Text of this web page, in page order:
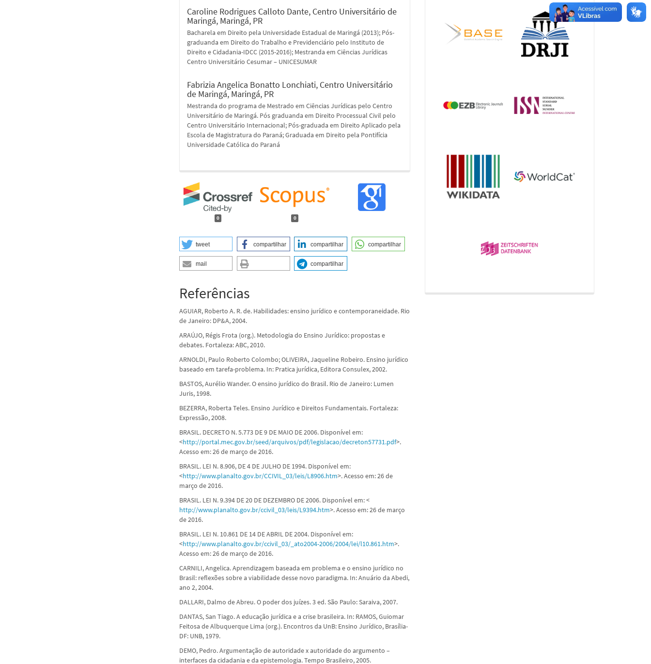
Caroline Rodrigues Calloto Dante, Centro Universitário de
Maringá, Maringá, PR
Bacharela em Direito pela Universidade Estadual de Maringá (2013); Pós-
graduanda em Direito do Trabalho e Previdenciário pelo Instituto de
Direito e Cidadania-IDCC (2015-2016); Mestranda em Ciências Jurídicas
Centro Universitário Cesumar – UNICESUMAR
Fabrizia Angelica Bonatto Lonchiati, Centro Universitário
de Maringá, Maringá, PR
Mestranda do programa de Mestrado em Ciências Jurídicas pelo Centro
Universitário de Maringá. Pós graduanda em Direito Processual Civil pelo
Centro Universitário Internacional; Pós-graduada em Direito Aplicado pela
Escola de Magistratura do Paraná; Graduada em Direito pela Pontifícia
Universidade Católica do Paraná
0 0
tweet compartilhar compartilhar compartilhar
mail compartilhar
Referências
AGUIAR, Roberto A. R. de. Habilidades: ensino jurídico e contemporaneidade. Rio
de Janeiro: DP&A, 2004.
ARAÚJO, Régis Frota (org.). Metodologia do Ensino Jurídico: propostas e
debates. Fortaleza: ABC, 2010.
ARNOLDI, Paulo Roberto Colombo; OLIVEIRA, Jaqueline Robeiro. Ensino jurídico
baseado em tarefa-problema. In: Pratica jurídica, Editora Consulex, 2002.
BASTOS, Aurélio Wander. O ensino jurídico do Brasil. Rio de Janeiro: Lumen
Juris, 1998.
BEZERRA, Roberta Teles. Ensino Jurídico e Direitos Fundamentais. Fortaleza:
Expressão, 2008.
BRASIL. DECRETO N. 5.773 DE 9 DE MAIO DE 2006. Disponível em:
<http://portal.mec.gov.br/seed/arquivos/pdf/legislacao/decreton57731.pdf>.
Acesso em: 26 de março de 2016.
BRASIL. LEI N. 8.906, DE 4 DE JULHO DE 1994. Disponível em:
<http://www.planalto.gov.br/CCIVIL_03/leis/L8906.htm>. Acesso em: 26 de
março de 2016.
BRASIL. LEI N. 9.394 DE 20 DE DEZEMBRO DE 2006. Disponível em: <
http://www.planalto.gov.br/ccivil_03/leis/L9394.htm>. Acesso em: 26 de março
de 2016.
BRASIL. LEI N. 10.861 DE 14 DE ABRIL DE 2004. Disponível em:
<http://www.planalto.gov.br/ccivil_03/_ato2004-2006/2004/lei/l10.861.htm>.
Acesso em: 26 de março de 2016.
CARNILI, Angelica. Aprendizagem baseada em problema e o ensino jurídico no
Brasil: reflexões sobre a viabilidade desse novo paradigma. In: Anuário da Abedi,
ano 2, 2004.
DALLARI, Dalmo de Abreu. O poder dos juízes. 3 ed. São Paulo: Saraiva, 2007.
DANTAS, San Tiago. A educação jurídica e a crise brasileira. In: RAMOS, Guiomar
Feitosa de Albuquerque Lima (org.). Encontros da UnB: Ensino Jurídico, Brasília-
DF: UNB, 1979.
DEMO, Pedro. Argumentação de autoridade x autoridade do argumento –
interfaces da cidadania e da epistemologia. Tempo Brasileiro, 2005.